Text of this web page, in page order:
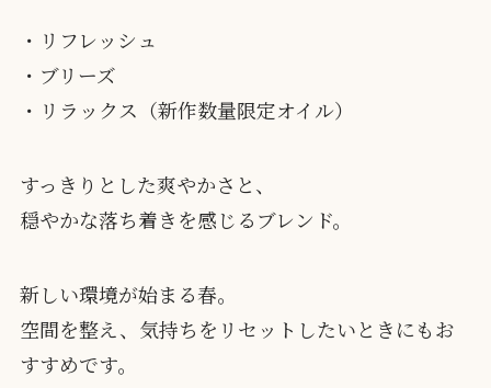
・リフレッシュ
・ブリーズ
・リラックス（新作数量限定オイル）
すっきりとした爽やかさと、
穏やかな落ち着きを感じるブレンド。
新しい環境が始まる春。
空間を整え、気持ちをリセットしたいときにもお
すすめです。